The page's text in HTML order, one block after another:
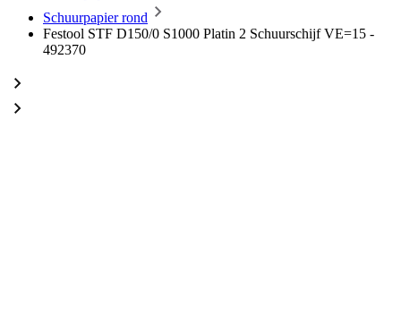
Schuurpapier rond
Festool STF D150/0 S1000 Platin 2 Schuurschijf VE=15 -
492370